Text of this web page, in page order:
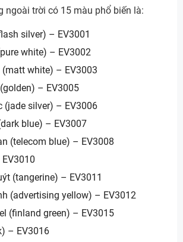
ngoài trời có 15 màu phổ biến là:
silver) – EV3001
white) – EV3002
white) – EV3003
– EV3005
(jade silver) – EV3006
blue) – EV3007
(telecom blue) – EV3008
(tangerine) – EV3011
(advertising yellow) – EV3012
(finland green) – EV3015
– EV3016